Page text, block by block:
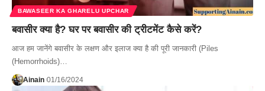
BAWASEER KA GHARELU UPCHAR
बवासीर क्या है? घर पर बवासीर की ट्रीटमेंट कैसे करें?
आज हम जानेंगे बवासीर के लक्षण और इलाज क्या है की पूरी जानकारी (Piles
(Hemorrhoids)…
Ainain 01/16/2024